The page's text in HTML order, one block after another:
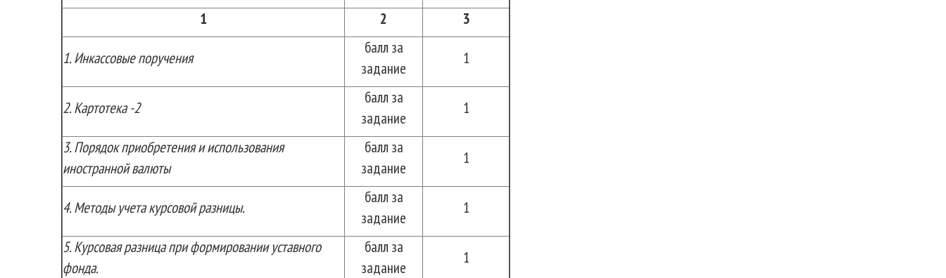
1
2 3
1.Инкассовые поручения
балл за
задание
1
2.Картотека -2
балл за
задание
1
3.Порядок приобретения и использования
иностранной валюты
балл за
задание
1
4.Методы учета курсовой разницы.
балл за
задание
1
5.Курсовая разница при формировании уставного
фонда.
балл за
задание
1